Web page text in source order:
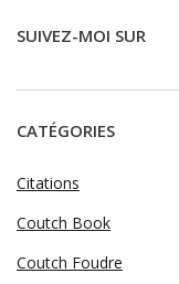
SUIVEZ-MOI SUR
CATÉGORIES
Citations
Coutch Book
Coutch Foudre